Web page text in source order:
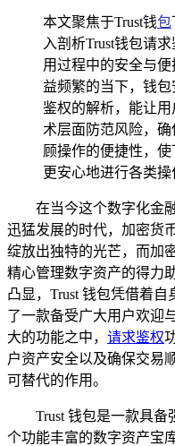
本文聚焦于Trust钱包
入剖析Trust钱包请
用过程中的安全与
益频繁的当下，钱
鉴权的解析，能让
术层面防范风险，
顾操作的便捷性，
更安心地进行各类操
在当今这个数字化金
迅猛发展的时代，加密货
绽放出独特的光芒，而加
精心管理数字资产的得力
凸显，Trust 钱包凭借着
了一款备受广大用户欢迎
大的功能之中， 请求鉴权
户资产安全以及确保交易
可替代的作用。
Trust 钱包是一款具
个功能丰富的数字资产宝